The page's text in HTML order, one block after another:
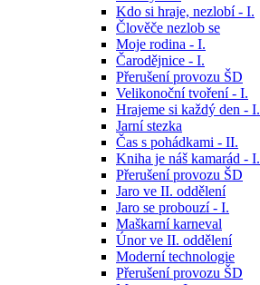
Kdo si hraje, nezlobí - I.
Člověče nezlob se
Moje rodina - I.
Čarodějnice - I.
Přerušení provozu ŠD
Velikonoční tvoření - I.
Hrajeme si každý den - I.
Jarní stezka
Čas s pohádkami - II.
Kniha je náš kamarád - I.
Přerušení provozu ŠD
Jaro ve II. oddělení
Jaro se probouzí - I.
Maškarní karneval
Únor ve II. oddělení
Moderní technologie
Přerušení provozu ŠD